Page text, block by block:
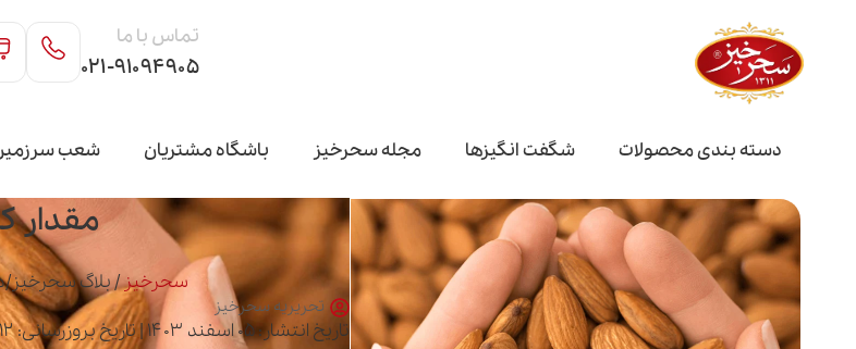
تماس با ما
۰۲۱-۹۱۰۹۴۹۰۵
دسته بندی محصولات شگفت انگیز‌ها مجله سحرخیز باشگاه مشتریان شعب
مقدار
سحرخیز/بلاگ سحرخیز/
تحریریه سحرخیز
تاریخ انتشار: ۰۵ اسفند ۱۴۰۳ | تاریخ بروزرسانی: ۱۲ اسفند ۱۴۰۳